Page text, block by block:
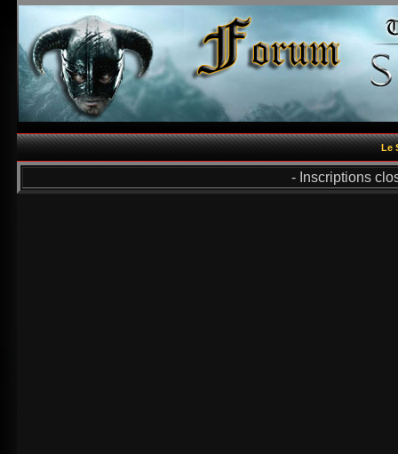
Le
- Inscriptions